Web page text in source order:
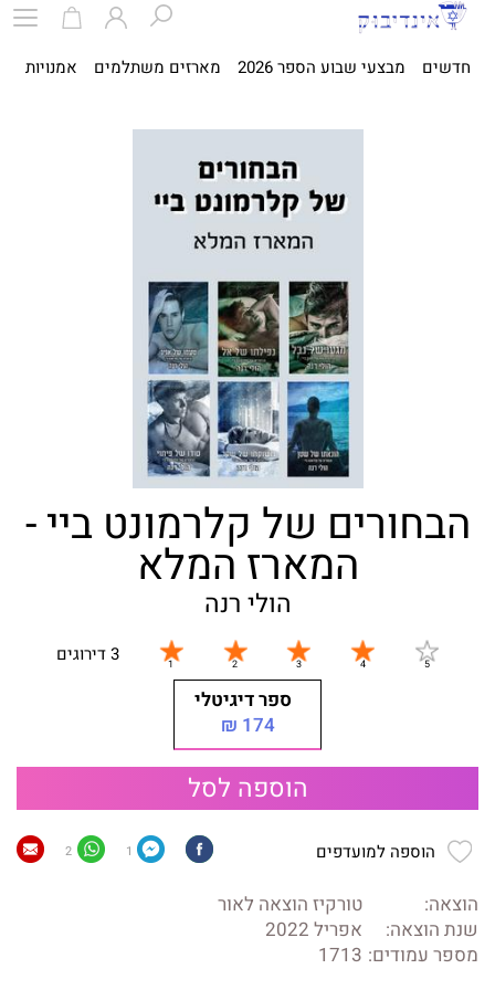
חדשים מבצעי שבוע הספר 2026 מארזים משתלמים אמנויות
הבחורים של קלרמונט ביי -
המארז המלא
הולי רנה
3 דירוגים
ספר דיגיטלי
174 ₪
הוספה לסל
הוספה למועדפים 1
2
הוצאה:
טורקיז הוצאה לאור
שנת הוצאה:
אפריל 2022
מספר עמודים: 1713